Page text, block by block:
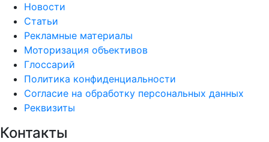
Новости
Статьи
Рекламные материалы
Моторизация объективов
Глоссарий
Политика конфиденциальности
Согласие на обработку персональных данных
Реквизиты
Контакты